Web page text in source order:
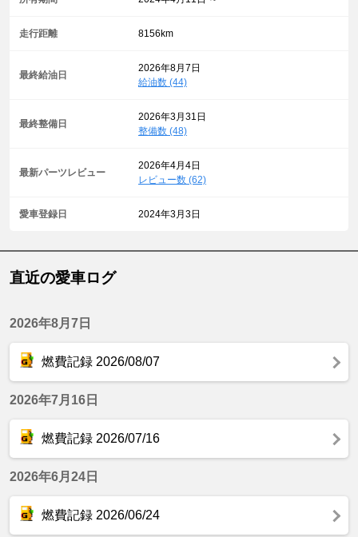
走行距離 8156km
最終給油日
2026年8月7日
給油数 (44)
最終整備日
2026年3月31日
整備数 (48)
最新パーツレビュー
2026年4月4日
レビュー数 (62)
愛車登録日 2024年3月3日
直近の愛車ログ
2026年8月7日
燃費記録 2026/08/07
2026年7月16日
燃費記録 2026/07/16
2026年6月24日
燃費記録 2026/06/24